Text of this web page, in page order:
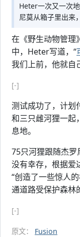
Heter一次又一次
尼莫从箱子里出来
在《野生动物管理
中，Heter写道，“
我们上前，他就自
[-]
测试成功了，计划
和三只雌河狸一起
息地。
75只河狸跟随杰
没有幸存，根据爱
“创造了一些惊人
通道路受保护森林
[-]
原文： Fusion